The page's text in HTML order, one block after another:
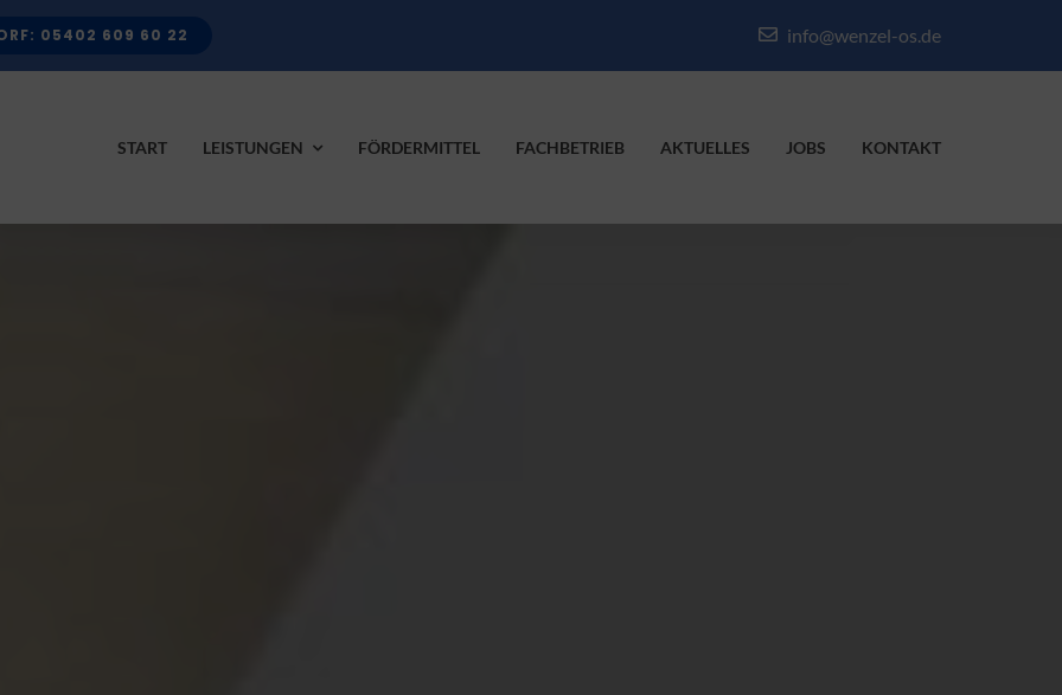
05402 609 60 22 info@wenzel-os.de
START LEISTUNGEN FÖRDERMITTEL FACHBETRIEB AKTUELLES JOBS KONTAKT